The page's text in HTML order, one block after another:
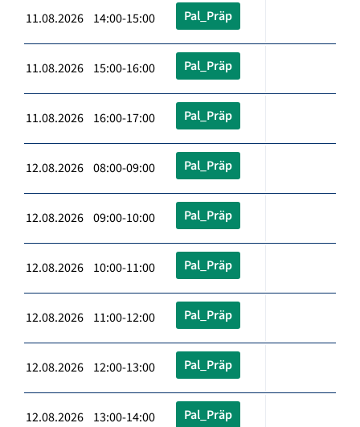
11.08.2026 14:00-15:00 Pal_Präp
11.08.2026 15:00-16:00 Pal_Präp
11.08.2026 16:00-17:00 Pal_Präp
12.08.2026 08:00-09:00 Pal_Präp
12.08.2026 09:00-10:00 Pal_Präp
12.08.2026 10:00-11:00 Pal_Präp
12.08.2026 11:00-12:00 Pal_Präp
12.08.2026 12:00-13:00 Pal_Präp
12.08.2026 13:00-14:00 Pal_Präp